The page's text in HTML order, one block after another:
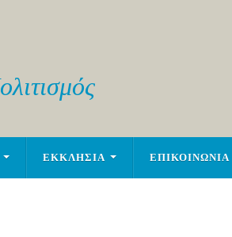
ΕΚΚΛΗΣΙΑ ΕΠΙΚΟΙΝΩΝΙΑ